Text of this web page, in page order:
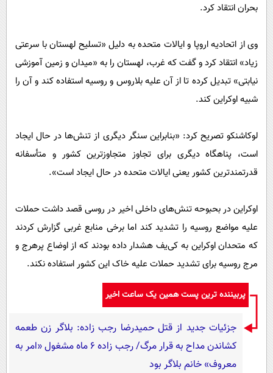
بحران انتقاد کرد.
وی از اتحادیه اروپا و ایالات متحده به دلیل «تسلیح لهستان با سرعتی
زیاد» انتقاد کرد و گفت که غرب، لهستان را به «میدان و زمین آموزشی
نیابتی» تبدیل کرده تا از آن علیه بلاروس و روسیه استفاده کند و آن را
شبیه اوکراین کند.
لوکاشنکو تصریح کرد: «بنابراین سنگر دیگری از تنش‌ها در حال ایجاد
است، پناهگاه دیگری برای تجاوز متجاوزترین کشور و متأسفانه
قدرتمندترین کشور یعنی ایالات متحده در حال ایجاد است».
اوکراین در بحبوحه تنش‌های داخلی اخیر در روسی قصد داشت حملات
علیه مواضع روسیه را تشدید کند اما برخی منابع غربی گزارش کردند
که متحدان اوکراین به کی‌یف هشدار داده بودند که از اوضاع پرهرج و
مرج روسیه برای تشدید حملات علیه خاک این کشور استفاده نکند.
پربیننده ترین پست همین یک ساعت اخیر
جزئیات جدید از قتل حمیدرضا رجب زاده: بلاگر زن طعمه
کشاندن مداح به قرار مرگ/ رجب زاده 6 ماه مشغول «امر به
معروف» خانم بلاگر بود